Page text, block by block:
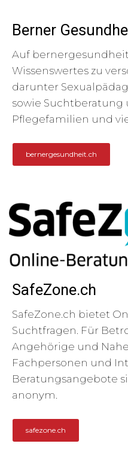
Berner
Auf
Wissenswertes zu
darunter
sowie Suchtberatung
Pflegefamilien und
bernergesundheit.ch
SafeZone.ch
SafeZone.ch bietet
Suchtfragen. Für
Angehörige und
Fachpersonen und
Beratungsangebote
anonym.
safezone.ch